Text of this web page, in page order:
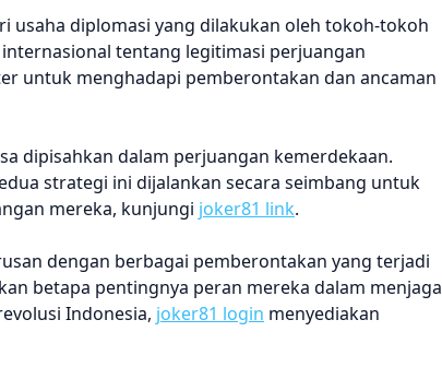
usaha diplomasi yang dilakukan oleh tokoh-tokoh
tentang legitimasi perjuangan
untuk menghadapi pemberontakan dan ancaman
dipisahkan dalam perjuangan kemerdekaan.
strategi ini dijalankan secara seimbang untuk
mereka, kunjungi joker81 link.
dengan berbagai pemberontakan yang terjadi
betapa pentingnya peran mereka dalam menjaga
Indonesia, joker81 login menyediakan